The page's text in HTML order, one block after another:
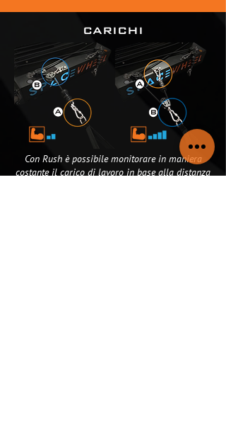
CARICHI
Con Rush è possibile monitorare in maniera
costante il carico di lavoro in base alla distanza